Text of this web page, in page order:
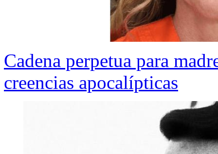
Cadena perpetua para
creencias apocalípticas